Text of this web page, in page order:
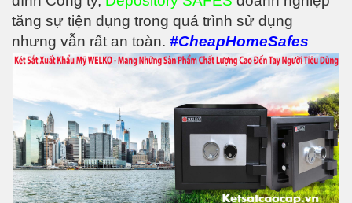
tăng sự tiện dụng trong quá trình sử dụng
nhưng vẫn rất an toàn. #CheapHomeSafes